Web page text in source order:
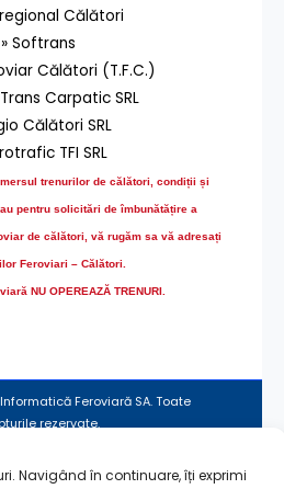
Navigând în continuare, îți exprimi
Călători
» Softrans
Călători (T.F.C.)
Trans Carpatic SRL
Călători SRL
TFI SRL
trenurilor de călători, condiții și
pentru solicitări de îmbunătățire a
de călători, vă rugăm sa vă adresați
Feroviari – Călători.
NU OPEREAZĂ TRENURI.
Feroviară SA. Toate
rezervate.